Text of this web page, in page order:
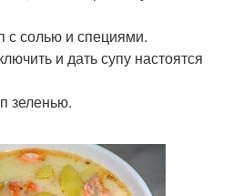
с солью и специями.
и дать супу настоятся
зеленью.